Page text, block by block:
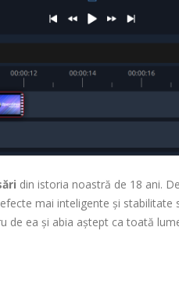
din istoria noastră de 18 ani.
mai inteligente și stabilitate
de ea și abia aștept ca toată